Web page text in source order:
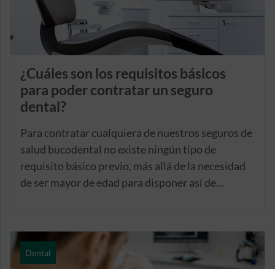
¿Cuáles son los requisitos básicos
para poder contratar un seguro
dental?
Para contratar cualquiera de nuestros seguros de
salud bucodental no existe ningún tipo de
requisito básico previo, más allá de la necesidad
de ser mayor de edad para disponer así de
Dental